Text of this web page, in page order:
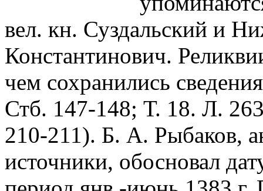
вел. кн. Суздальский и
Константинович.
чем сохранились
Стб. 147-148; Т. 18. Л.
210-211). Б. А. Рыбаков,
источники, обосновал